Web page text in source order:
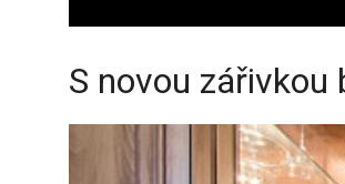
S novou zářivkou